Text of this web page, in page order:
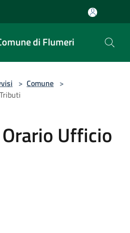
di Flumeri
> Comune >
Ufficio